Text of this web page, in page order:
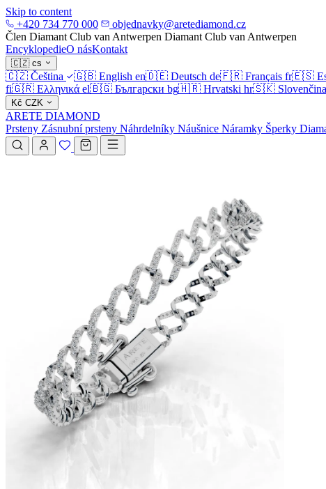
Skip to content
+420 734 770 000
objednavky@aretediamond.cz
Člen Diamant Club van Antwerpen Diamant Club van Antwerpen
EncyklopedieO násKontakt
🇨🇿 cs
🇨🇿 Čeština 🇬🇧 English en🇩🇪 Deutsch de🇫🇷 Français fr🇪🇸
fi🇬🇷 Ελληνικά el🇧🇬 Български bg🇭🇷 Hrvatski hr🇸🇰 Slovenčina
Kč CZK
ARETE DIAMOND
Prsteny Zásnubní prsteny Náhrdelníky Náušnice Náramky Šperky